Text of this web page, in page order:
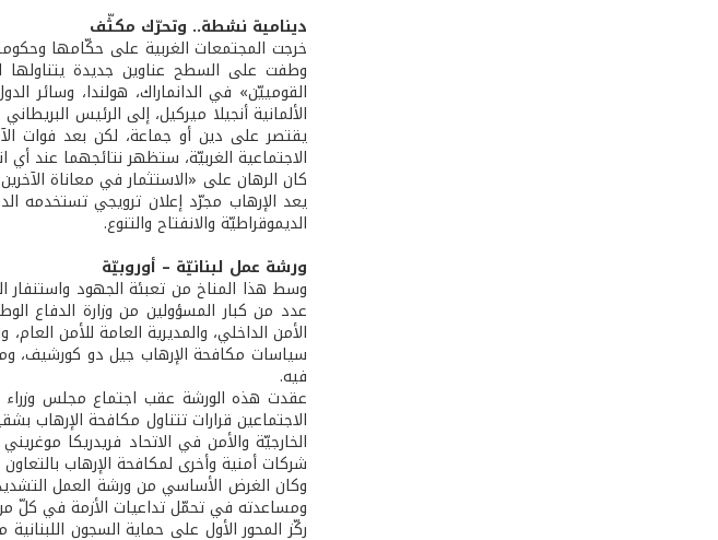
دينامية نشطة.. وتحرّك مكثّف
خرجت المجتمعات الغربية على حكّامها
وطفت على السطح عناوين جديدة يتناولها
القومييّن» في الدانماراك، هولندا، وسائر
الألمانية أنجيلا ميركيل، إلى الرئيس
يقتصر على دين أو جماعة، لكن بعد فوات
الاجتماعية الغربيّة، ستظهر نتائجهما عند
كان الرهان على «الاستثمار في معاناة
يعد الإرهاب مجرّد إعلان ترويجي تستخدمه
الديموقراطيّة والانفتاح والتنوع.
ورشة عمل لبنانيّة – أوروبيّة
وسط هذا المناخ من تعبئة الجهود واستنفار
عدد من كبار المسؤولين من وزارة الدفاع
الأمن الداخلي، والمديرية العامة للأمن
سياسات مكافحة الإرهاب جيل دو كورشيف،
فيه.
الاجتماعين قرارات تتناول مكافحة الإرهاب
الخارجيّة والأمن في الاتحاد فريدريكا
شركات أمنية وأخرى لمكافحة الإرهاب
وكان الغرض الأساسي من ورشة العمل
ومساعدته في تحمّل تداعيات الأزمة في كلّ
ركّز المحور الأول على حماية السجون